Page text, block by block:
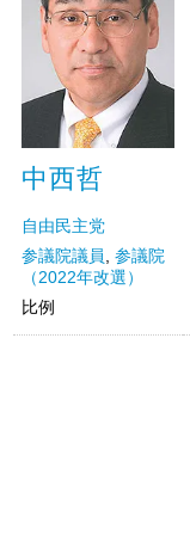
中西哲
自由民主党
参議院議員
,参議院
（2022年改選）
比例